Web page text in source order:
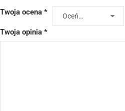
Twoja ocena *
Twoja opinia *